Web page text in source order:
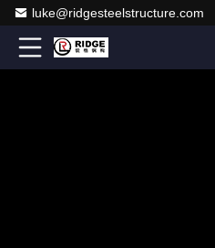
luke@ridgesteelstructure.com